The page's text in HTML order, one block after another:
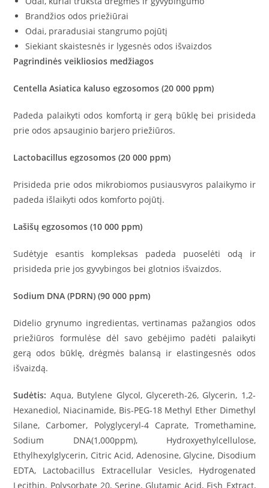
Brandžios odos priežiūrai
Odai, praradusiai stangrumo pojūtį
Siekiant skaistesnės ir lygesnės odos išvaizdos
Pagrindinės veikliosios medžiagos
Centella Asiatica kaluso egzosomos (20 000 ppm)
Padeda palaikyti odos komfortą ir gerą būklę bei prisideda
prie odos apsauginio barjero priežiūros.
Lactobacillus egzosomos (20 000 ppm)
Prisideda prie odos mikrobiomos pusiausvyros palaikymo ir
padeda išlaikyti odos komforto pojūtį.
Lašišų egzosomos (10 000 ppm)
Sudėtyje esantis kompleksas padeda puoselėti odą ir
prisideda prie jos gyvybingos bei glotnios išvaizdos.
Sodium DNA (PDRN) (90 000 ppm)
Didelio grynumo ingredientas, vertinamas pažangios odos
priežiūros formulėse dėl savo gebėjimo padėti palaikyti
gerą odos būklę, drėgmės balansą ir elastingesnės odos
išvaizdą.
Sudėtis: Aqua, Butylene Glycol, Glycereth-26, Glycerin, 1,2-
Hexanediol, Niacinamide, Bis-PEG-18 Methyl Ether Dimethyl
Silane, Carbomer, Polyglyceryl-4 Caprate, Tromethamine,
Sodium DNA(1,000ppm), Hydroxyethylcellulose,
Ethylhexylglycerin, Citric Acid, Adenosine, Glycine, Disodium
EDTA, Lactobacillus Extracellular Vesicles, Hydrogenated
Lecithin, Polysorbate 20, Serine, Glutamic Acid, Fish Extract,